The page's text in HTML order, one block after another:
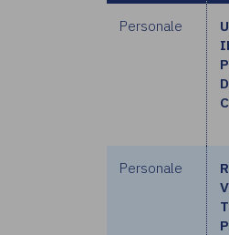
Personale
Personale